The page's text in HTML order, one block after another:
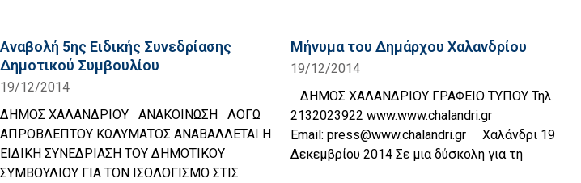
Αναβολή 5ης Ειδικής Συνεδρίασης
Δημοτικού Συμβουλίου
19/12/2014
ΔΗΜΟΣ ΧΑΛΑΝΔΡΙΟΥ ΑΝΑΚΟΙΝΩΣΗ ΛΟΓΩ
ΑΠΡΟΒΛΕΠΤΟΥ ΚΩΛΥΜΑΤΟΣ ΑΝΑΒΑΛΛΕΤΑΙ Η
ΕΙΔΙΚΗ ΣΥΝΕΔΡΙΑΣΗ ΤΟΥ ΔΗΜΟΤΙΚΟΥ
ΣΥΜΒΟΥΛΙΟΥ ΓΙΑ ΤΟΝ ΙΣΟΛΟΓΙΣΜΟ ΣΤΙΣ
Μήνυμα του Δημάρχου Χαλανδρίου
19/12/2014
ΔΗΜΟΣ ΧΑΛΑΝΔΡΙΟΥ ΓΡΑΦΕΙΟ ΤΥΠΟΥ Τηλ.
2132023922 www.www.chalandri.gr
Email: press@www.chalandri.gr Χαλάνδρι 19
Δεκεμβρίου 2014 Σε μια δύσκολη για τη